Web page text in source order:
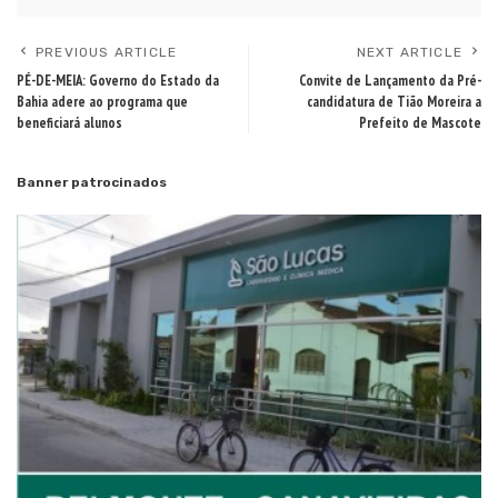
PREVIOUS ARTICLE
PÉ-DE-MEIA: Governo do Estado da
Bahia adere ao programa que
beneficiará alunos
NEXT ARTICLE
Convite de Lançamento da Pré-
candidatura de Tião Moreira a
Prefeito de Mascote
Banner patrocinados